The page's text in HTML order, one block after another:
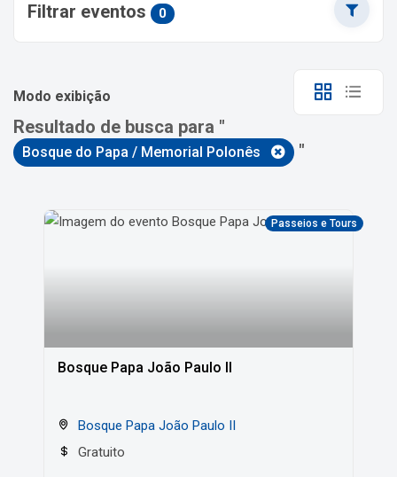
Filtrar eventos 0
Modo exibição
Resultado de busca para "
Bosque do Papa / Memorial Polonês "
Passeios e Tours
Bosque Papa João Paulo II
Bosque Papa João Paulo II
Gratuito